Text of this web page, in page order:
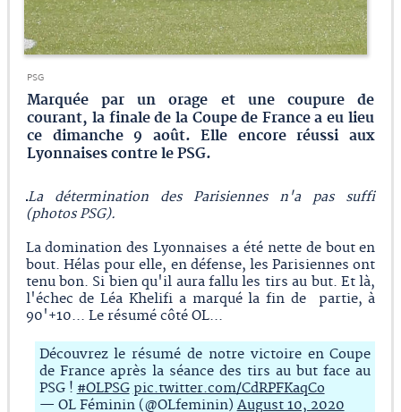
PSG
Marquée par un orage et une coupure de
courant, la finale de la Coupe de France a eu lieu
ce dimanche 9 août. Elle encore réussi aux
Lyonnaises contre le PSG.
La détermination des Parisiennes n'a pas suffi
(photos PSG).
La domination des Lyonnaises a été nette de bout en
bout. Hélas pour elle, en défense, les Parisiennes ont
tenu bon. Si bien qu'il aura fallu les tirs au but. Et là,
l'échec de Léa Khelifi a marqué la fin de partie, à
90'+10... Le résumé côté OL...
Découvrez le résumé de notre victoire en Coupe
de France après la séance des tirs au but face au
PSG ! #OLPSG pic.twitter.com/CdRPFKaqCo
— OL Féminin (@OLfeminin) August 10, 2020